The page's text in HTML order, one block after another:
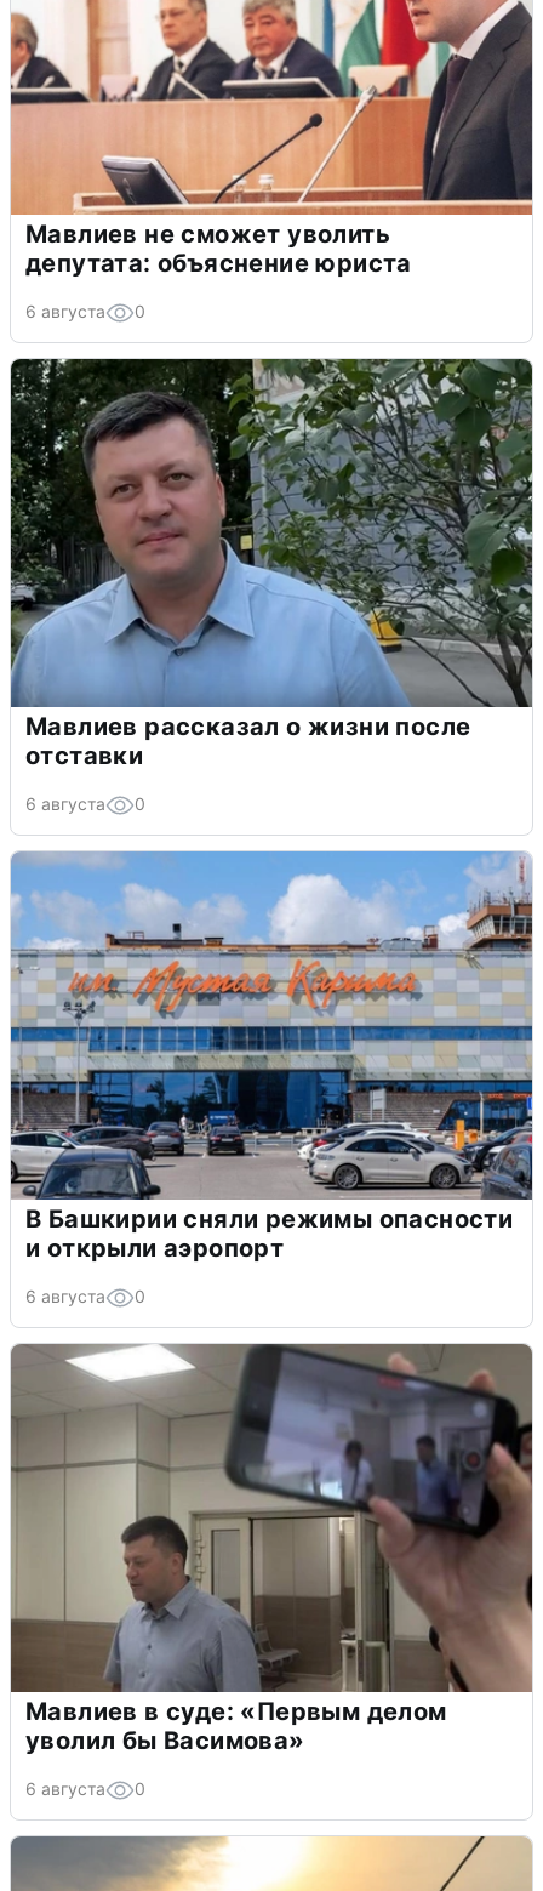
Мавлиев не сможет уволить
депутата: объяснение юриста
6 августа 0
Мавлиев рассказал о жизни после
отставки
6 августа 0
В Башкирии сняли режимы опасности
и открыли аэропорт
6 августа 0
Мавлиев в суде: «Первым делом
уволил бы Васимова»
6 августа 0